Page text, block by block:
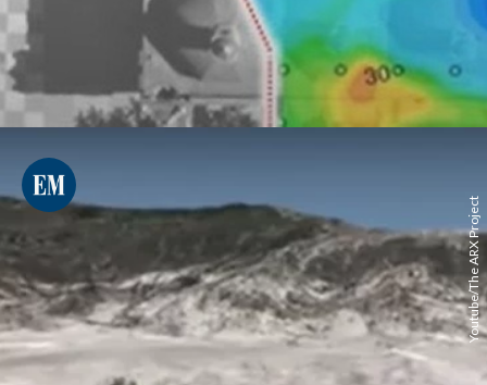
Youtube/The ARX Project